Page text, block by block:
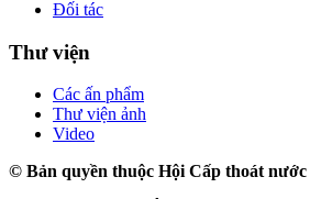
Đối tác
Thư viện
Các ấn phẩm
Thư viện ảnh
Video
© Bản quyền thuộc Hội Cấp thoát